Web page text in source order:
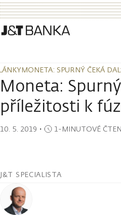
MONETA: SPURNÝ ČEKÁ
MONETA: SPURNÝ ČEKÁ
Moneta:
příležitosti k
10. 5. 2019 ・ 1-MINUTOVÉ
J&T SPECIALISTA